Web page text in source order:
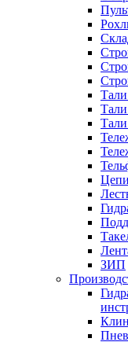
ЗИП